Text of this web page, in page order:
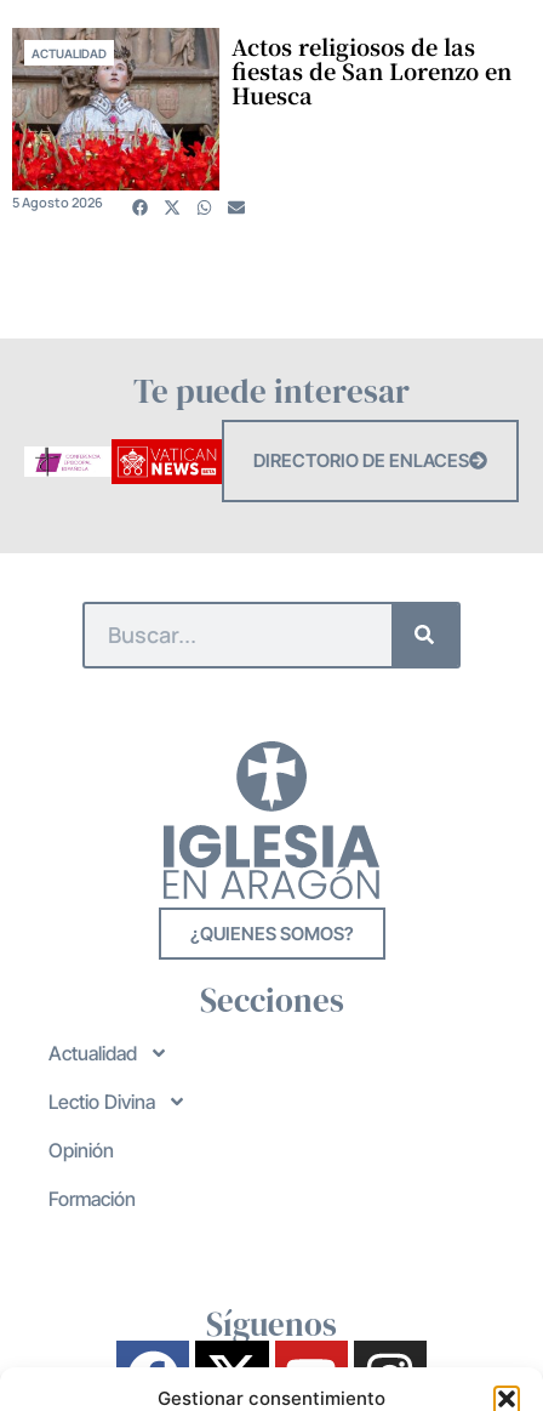
Gestionar consentimiento
ACTUALIDAD Actos religiosos de las
fiestas de San Lorenzo en
Huesca
5 Agosto 2026
Te puede interesar
DIRECTORIO DE ENLACES
¿QUIENES SOMOS?
Secciones
Actualidad
Lectio Divina
Opinión
Formación
Síguenos